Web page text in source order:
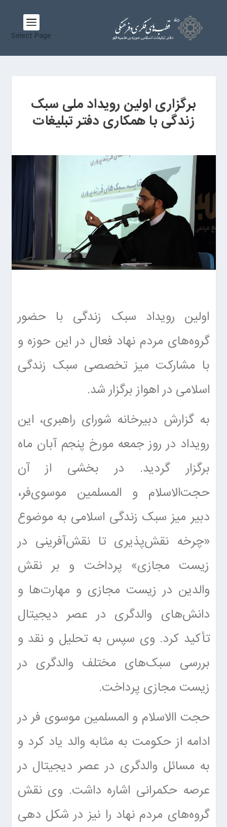
Select Page
برگزاری اولین رویداد ملی سبک
زندگی با همکاری دفتر تبلیغات
اولین رویداد سبک زندگی با حضور
گروه‌های مردم نهاد فعال در این حوزه و
با مشارکت میز تخصصی سبک زندگی
اسلامی در اهواز برگزار شد.
به گزارش دبیرخانه شورای راهبری، این
رویداد در روز جمعه مورخ پنجم آبان ماه
برگزار گردید. در بخشی از آن
حجت‌الاسلام و المسلمین موسوی‌فر،
دبیر میز سبک زندگی اسلامی به موضوع
«چرخه نقش‌پذیری تا نقش‌آفرینی در
زیست مجازی» پرداخت و بر نقش
والدین در زیست مجازی و مهارت‌ها و
دانش‌های والدگری در عصر دیجیتال
تأکید کرد. وی سپس به تحلیل و نقد و
بررسی سبک‌های مختلف والدگری در
زیست مجازی پرداخت.
حجت االاسلام و المسلمین موسوی فر در
ادامه از حکومت به مثابه والد یاد کرد و
به مسائل والدگری در عصر دیجیتال در
عرصه حکمرانی اشاره داشت. وی نقش
گروه‌های مردم نهاد را نیز در شکل دهی